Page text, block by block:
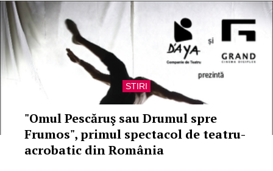
STIRI
"Omul Pescăruş sau Drumul spre
Frumos", primul spectacol de teatru-
acrobatic din România